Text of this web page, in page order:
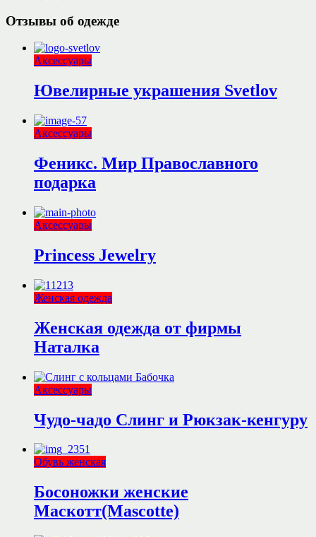
Отзывы об одежде
Аксессуары
Ювелирные украшения Svetlov
Аксессуары
Феникс. Мир Православного
подарка
Аксессуары
Princess Jewelry
Женская одежда
Женская одежда от фирмы
Наталка
Аксессуары
Чудо-чадо Слинг и Рюкзак-кенгуру
Обувь женская
Босоножки женские
Маскотт(Mascotte)